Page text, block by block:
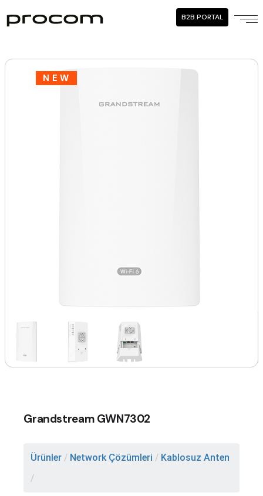
B2B.PORTAL
NEW
Grandstream GWN7302
Ürünler / Network Çözümleri / Kablosuz Anten
/